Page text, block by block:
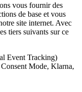
vous fournir des
de base et vous
site internet. Avec
tiers suivants sur ce
Event Tracking)
Mode, Klarna,